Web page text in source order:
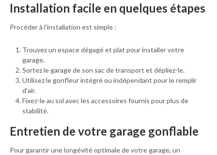
Installation facile en quelques étapes
Procéder à l’installation est simple :
Trouvez un espace dégagé et plat pour installer votre
garage.
Sortez le garage de son sac de transport et dépliez-le.
Utilisez le gonfleur intégré ou indépendant pour le remplir
d’air.
Fixez-le au sol avec les accessoires fournis pour plus de
stabilité.
Entretien de votre garage gonflable
Pour garantir une longévité optimale de votre garage, un